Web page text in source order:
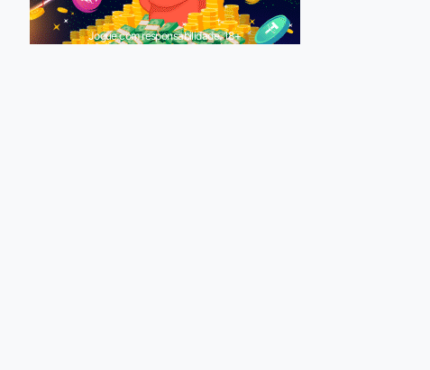
Jogue com responsabilidade. 18+